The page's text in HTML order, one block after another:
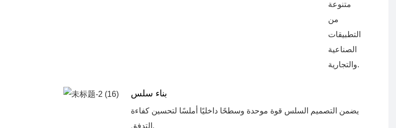
متنوعة
من
التطبيقات
الصناعية
والتجارية.
بناء سلس
يضمن التصميم السلس قوة موحدة وسطحًا داخليًا أملسًا لتحسين كفاءة
التدفق.